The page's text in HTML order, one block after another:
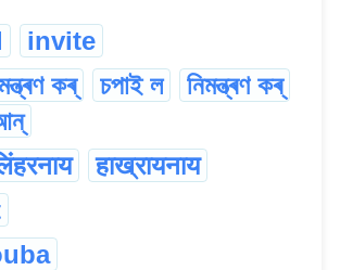
invite
কৰ্ চপাই ল
নিমন্ত্ৰণ কৰ্
हाख्रायनाय